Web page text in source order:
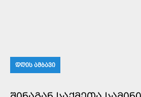
ᲓᲦᲘᲡ ᲐᲛᲑᲐᲕᲘ